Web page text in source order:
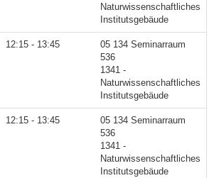
Naturwissenschaftliches
Institutsgebäude
12:15 - 13:45
05 134 Seminarraum
536
1341 -
Naturwissenschaftliches
Institutsgebäude
12:15 - 13:45
05 134 Seminarraum
536
1341 -
Naturwissenschaftliches
Institutsgebäude